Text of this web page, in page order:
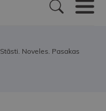
Stāsti. Noveles. Pasakas